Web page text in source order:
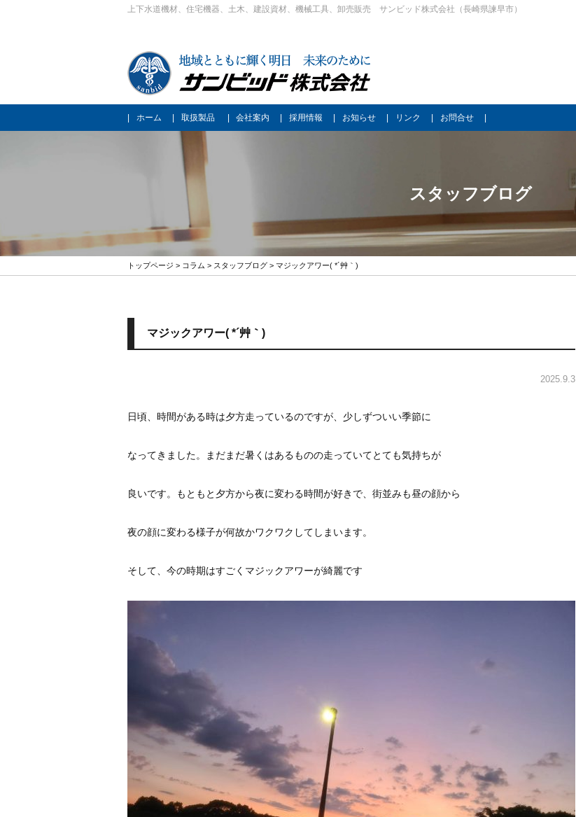
上下水道機材、住宅機器、土木、建設資材、機械工具、卸売販売 サンビッド株式会社（長崎県諫早市）
ホーム 取扱製品 会社案内 採用情報 お知らせ リンク お問合せ
スタッフブログ
トップページ > コラム > スタッフブログ > マジックアワー( *´艸｀)
マジックアワー( *´艸｀)
2025.9.3
日頃、時間がある時は夕方走っているのですが、少しずついい季節に
なってきました。まだまだ暑くはあるものの走っていてとても気持ちが
良いです。もともと夕方から夜に変わる時間が好きで、街並みも昼の顔から
夜の顔に変わる様子が何故かワクワクしてしまいます。
そして、今の時期はすごくマジックアワーが綺麗です